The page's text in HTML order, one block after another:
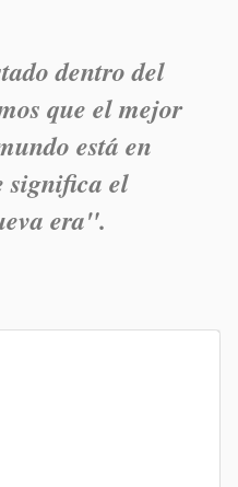
dentro del
que el mejor
está en
significa el
era".